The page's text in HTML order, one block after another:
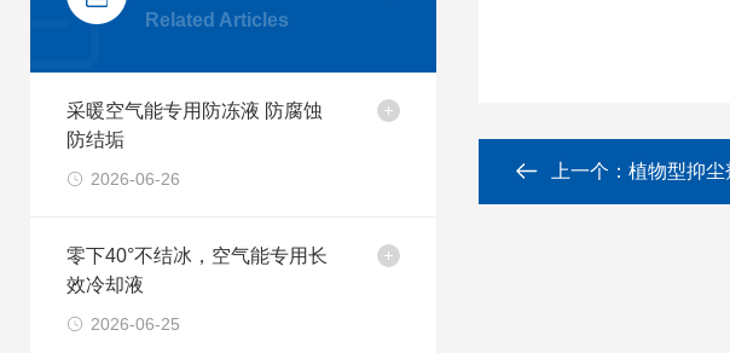
Related Articles
采暖空气能专用防冻液 防腐蚀
防结垢
2026-06-26
零下40°不结冰，空气能专用长
效冷却液
2026-06-25
上一个： 植物型抑